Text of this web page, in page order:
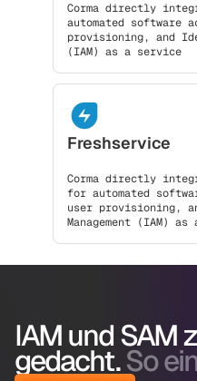
Corma directly
automated software
provisioning, and
(IAM) as a service
Freshservice
Corma directly
for automated
user provisioning,
Management (IAM)
IAM und SAM
gedacht.So